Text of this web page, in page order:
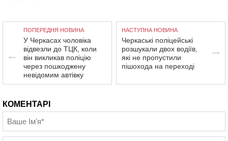
ПОПЕРЕДНЯ НОВИНА
У Черкасах чоловіка
відвезли до ТЦК, коли
він викликав поліцію
через пошкоджену
невідомим автівку
НАСТУПНА НОВИНА
Черкаські поліцейські
розшукали двох водіїв,
які не пропустили
пішохода на переході
КОМЕНТАРІ